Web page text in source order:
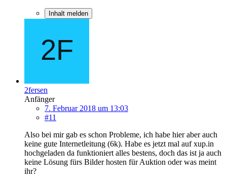
Inhalt melden
2fersen
Anfänger
7. Februar 2018 um 13:03
#11
Also bei mir gab es schon Probleme, ich habe hier aber auch
keine gute Internetleitung (6k). Habe es jetzt mal auf xup.in
hochgeladen da funktioniert alles bestens, doch das ist ja auch
keine Lösung fürs Bilder hosten für Auktion oder was meint
ihr?